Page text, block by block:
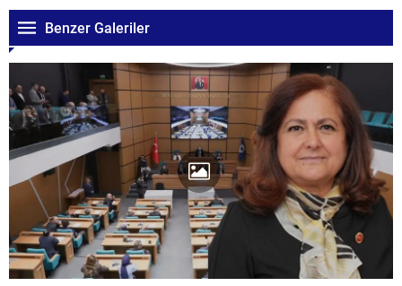
Benzer Galeriler